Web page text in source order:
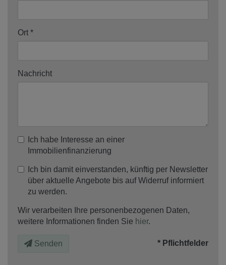
Ort
Nachricht
Ich habe Interesse an einer
Immobilienfinanzierung
Ich bin damit einverstanden, künftig per Newsletter
über aktuelle Angebote bis auf Widerruf informiert
zu werden.
Wir verarbeiten Ihre personenbezogenen Daten,
weitere Informationen finden Sie hier.
Senden * Pflichtfelder